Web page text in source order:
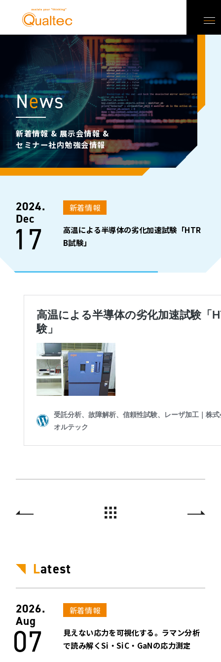
News
新着情報 & 展示会情報 &
セミナー社内勉強会情報
2024.
Dec
17
新着情報
高温による半導体の劣化加速試験「HTR
B試験」
Latest
2026.
Aug
07
新着情報
見えない応力を可視化する。ラマン分析
で読み解くSi・SiC・GaNの応力測定